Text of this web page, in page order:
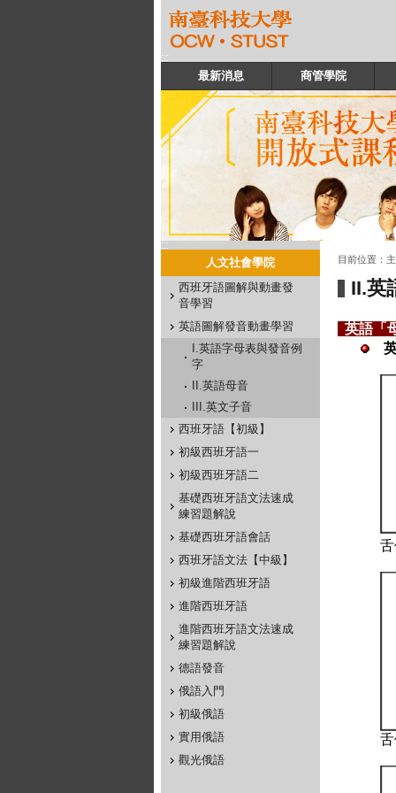
:::
最新消息 商管學院
:::
人文社會學院
西班牙語圖解與動畫發
音學習
英語圖解發音動畫學習
I.英語字母表與發音例
字
II.英語母音
III.英文子音
西班牙語【初級】
初級西班牙語一
初級西班牙語二
基礎西班牙語文法速成
練習題解說
基礎西班牙語會話
西班牙語文法【中級】
初級進階西班牙語
進階西班牙語
進階西班牙語文法速成
練習題解說
德語發音
俄語入門
初級俄語
實用俄語
觀光俄語
目前位置：
II.英
英語「